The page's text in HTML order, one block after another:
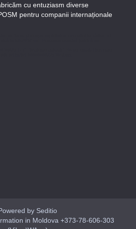
cu entuziasm diverse
pentru companii internaționale
by Seditio
in Moldova +373-78-606-303